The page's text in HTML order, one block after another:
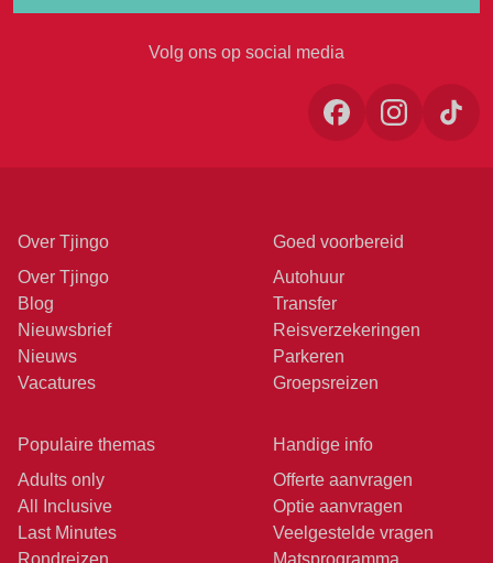
Volg ons op social media
Over Tjingo
Over Tjingo
Blog
Nieuwsbrief
Nieuws
Vacatures
Goed voorbereid
Autohuur
Transfer
Reisverzekeringen
Parkeren
Groepsreizen
Populaire themas
Adults only
All Inclusive
Last Minutes
Rondreizen
Handige info
Offerte aanvragen
Optie aanvragen
Veelgestelde vragen
Matsprogramma